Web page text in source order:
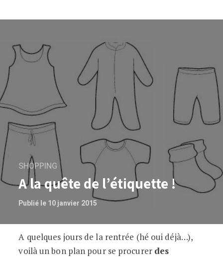
SHOPPING
A la quête de l’étiquette !
Publié le 10 janvier 2015
A la quête de l’étiquette !
A quelques jours de la rentrée (hé oui déjà…),
voilà un bon plan pour se procurer des